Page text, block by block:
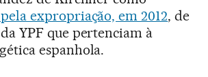
expropriação, em 2012, de
da YPF que pertenciam à
espanhola.